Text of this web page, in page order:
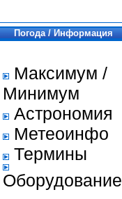
Погода / Информация
Максимум /
Минимум
Астрономия
Метеоинфо
Термины
Оборудование